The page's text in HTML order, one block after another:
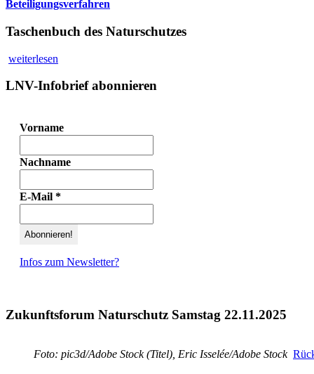
Beteiligungsverfahren
Taschenbuch des Naturschutzes
weiterlesen
LNV-Infobrief abonnieren
Vorname
Nachname
E-Mail *
Infos zum Newsletter?
Zukunftsforum Naturschutz Samstag 22.11.2025
Foto: pic3d/Adobe Stock (Titel), Eric Isselée/Adobe Stock